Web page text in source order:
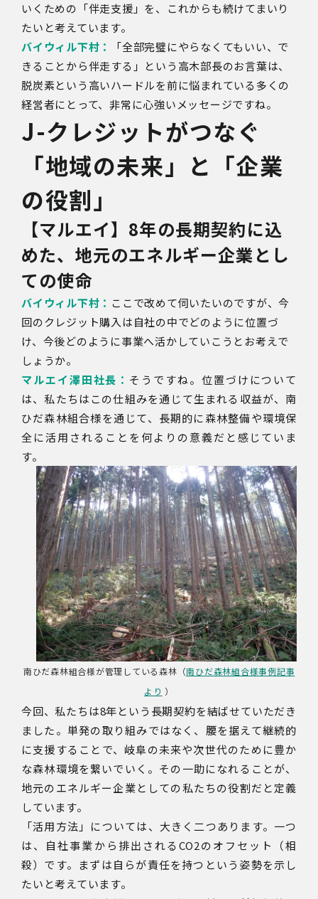
いくための「伴走支援」を、これからも続けてまいり
たいと考えています。
バイウィル下村：
「全部完璧にやらなくてもいい、で
きることから伴走する」という高木部長のお言葉は、
脱炭素という高いハードルを前に悩まれている多くの
経営者にとって、非常に心強いメッセージですね。
J-クレジットがつなぐ
「地域の未来」と「企業
の役割」
【マルエイ】8年の長期契約に込
めた、地元のエネルギー企業とし
ての使命
バイウィル下村： ここで改めて伺いたいのですが、今
回のクレジット購入は自社の中でどのように位置づ
け、今後どのように事業へ活かしていこうとお考えで
しょうか。
マルエイ澤田社長： そうですね。位置づけについて
は、私たちはこの仕組みを通じて生まれる収益が、南
ひだ森林組合様を通じて、長期的に森林整備や環境保
全に活用されることを何よりの意義だと感じていま
す。
南ひだ森林組合様が管理している森林（南ひだ森林組合様事例記事
より ）
今回、私たちは8年という長期契約を結ばせていただき
ました。単発の取り組みではなく、腰を据えて継続的
に支援することで、岐阜の未来や次世代のために豊か
な森林環境を繋いでいく。その一助になれることが、
地元のエネルギー企業としての私たちの役割だと定義
しています。
「活用方法」については、大きく二つあります。一つ
は、自社事業から排出されるCO2のオフセット（相
殺）です。まずは自らが責任を持つという姿勢を示し
たいと考えています。